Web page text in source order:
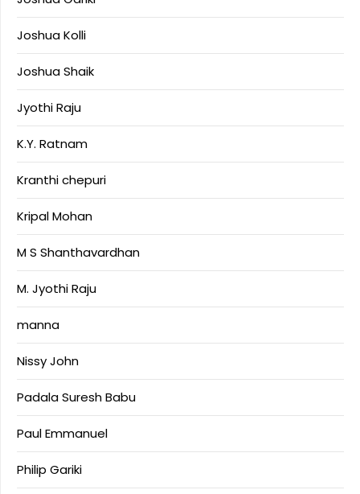
Joshua Kolli
Joshua Shaik
Jyothi Raju
K.Y. Ratnam
Kranthi chepuri
Kripal Mohan
M S Shanthavardhan
M. Jyothi Raju
manna
Nissy John
Padala Suresh Babu
Paul Emmanuel
Philip Gariki